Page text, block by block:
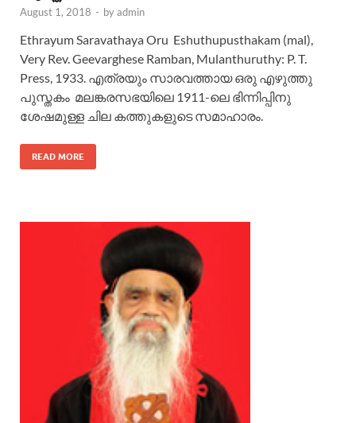
August 1, 2018 - byadmin
Ethrayum Saravathaya Oru Eshuthupusthakam (mal),
Very Rev. Geevarghese Ramban, Mulanthuruthy: P. T.
Press, 1933. എത്രയും സാരവത്തായ ഒരു എഴുത്തു
പുസ്തകം മലങ്കരസഭയിലെ 1911-ലെ ഭിന്നിപ്പിനു
ശേഷമുള്ള ചില കത്തുകളുടെ സമാഹാരം.
READ MORE